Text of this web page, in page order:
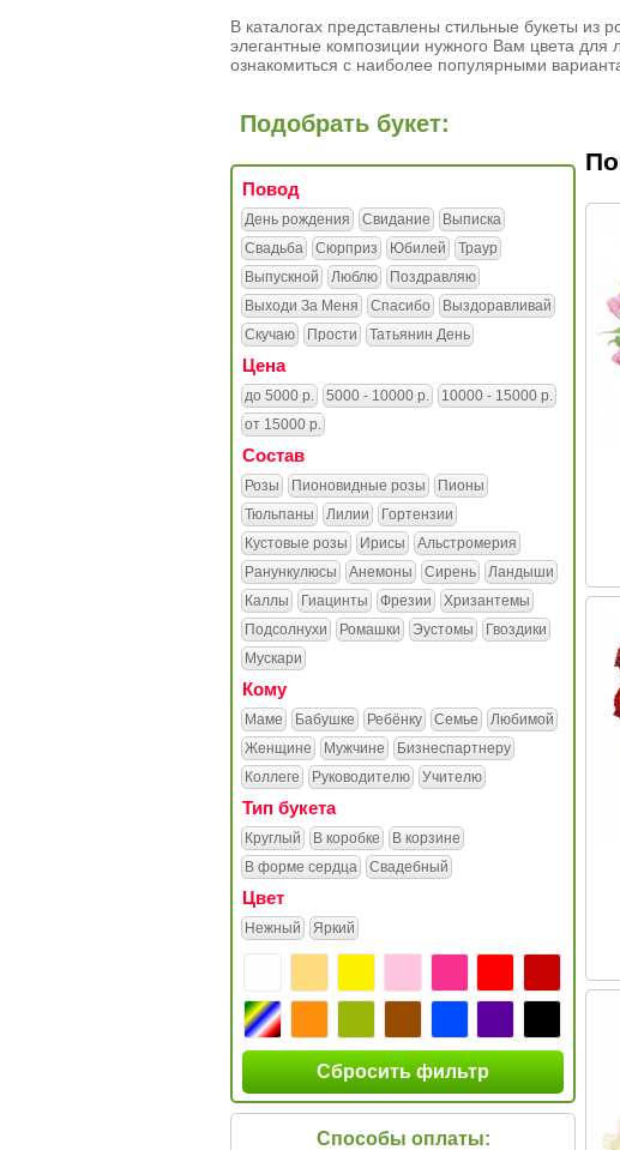
В каталогах представлены стильные букеты из
элегантные композиции нужного Вам цвета
ознакомиться с наиболее популярными
Подобрать букет:
Повод
День рождения Свидание
Выписка
Свадьба
Сюрприз Юбилей
Траур
Выпускной
Люблю
Поздравляю
Выходи За Меня
Спасибо
Выздоравливай
Скучаю
Прости Татьянин День
Цена
до 5000 р. 5000 - 10000 р.
10000 - 15000 р.
от 15000 р.
Состав
Розы Пионовидные розы
Пионы
Тюльпаны
Лилии
Гортензии
Кустовые розы
Ирисы
Альстромерия
Ранункулюсы
Анемоны Сирень
Ландыши
Каллы
Гиацинты Фрезии
Хризантемы
Подсолнухи
Ромашки Эустомы
Гвоздики
Мускари
Кому
Маме Бабушке Ребёнку Семье
Любимой
Женщине
Мужчине
Бизнеспартнеру
Коллеге
Руководителю Учителю
Тип букета
Круглый В коробке
В корзине
В форме сердца
Свадебный
Цвет
Нежный Яркий
Сбросить фильтр
Способы оплаты: